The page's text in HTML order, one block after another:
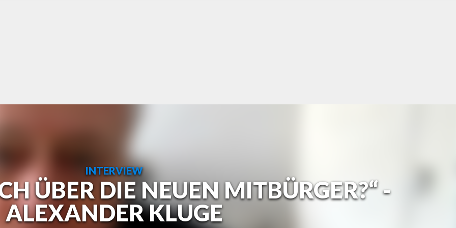
INTERVIEW
ÜBER DIE NEUEN MITBÜRGER?“ -
ALEXANDER KLUGE